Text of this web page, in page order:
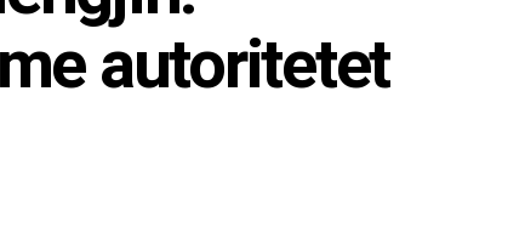
autoritetet